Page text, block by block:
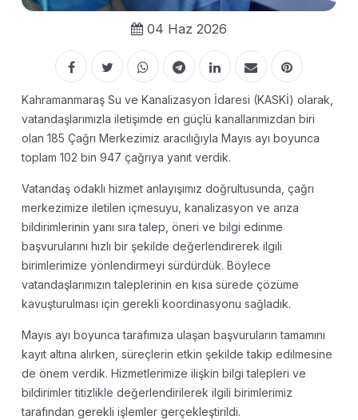
04 Haz 2026
Kahramanmaraş Su ve Kanalizasyon İdaresi (KASKİ) olarak,
vatandaşlarımızla iletişimde en güçlü kanallarımızdan biri
olan 185 Çağrı Merkezimiz aracılığıyla Mayıs ayı boyunca
toplam 102 bin 947 çağrıya yanıt verdik.
Vatandaş odaklı hizmet anlayışımız doğrultusunda, çağrı
merkezimize iletilen içmesuyu, kanalizasyon ve arıza
bildirimlerinin yanı sıra talep, öneri ve bilgi edinme
başvurularını hızlı bir şekilde değerlendirerek ilgili
birimlerimize yönlendirmeyi sürdürdük. Böylece
vatandaşlarımızın taleplerinin en kısa sürede çözüme
kavuşturulması için gerekli koordinasyonu sağladık.
Mayıs ayı boyunca tarafımıza ulaşan başvuruların tamamını
kayıt altına alırken, süreçlerin etkin şekilde takip edilmesine
de önem verdik. Hizmetlerimize ilişkin bilgi talepleri ve
bildirimler titizlikle değerlendirilerek ilgili birimlerimiz
tarafından gerekli işlemler gerçekleştirildi.